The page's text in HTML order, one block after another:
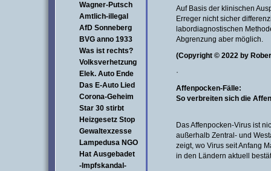
Wagner-Putsch
Amtlich-illegal
AfD Sonneberg
BVG anno 1933
Was ist rechts?
Volksverhetzung
Elek. Auto Ende
Das E-Auto Lied
Corona-Geheim
Star 30 stirbt
Heizgesetz Stop
Gewaltexzesse
Lampedusa NGO
Hat Ausgebadet
-Impfskandal-
Auf Basis der klinischen
Erreger nicht sicher
labordiagnostischen
Abgrenzung aber möglich.
(Copyright © 2022 by
·
Affenpocken-Fälle:
So verbreiten sich die
Das Affenpocken-Virus ist
außerhalb Zentral- und
zeigt, wo Virus seit Anfang
in den Ländern aktuell